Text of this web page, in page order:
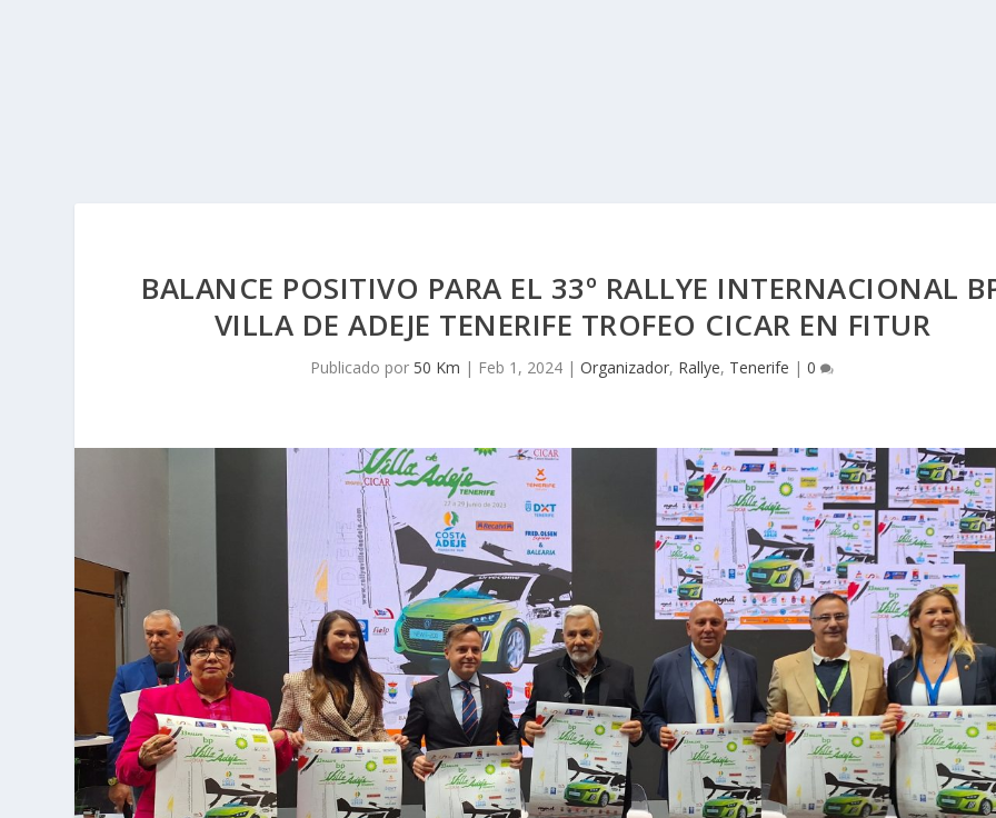
BALANCE POSITIVO PARA EL 33º RALLYE INTERNACIONAL
VILLA DE ADEJE TENERIFE TROFEO CICAR EN FITUR
Publicado por 50 Km | Feb 1, 2024 |Organizador, Rallye, Tenerife |0